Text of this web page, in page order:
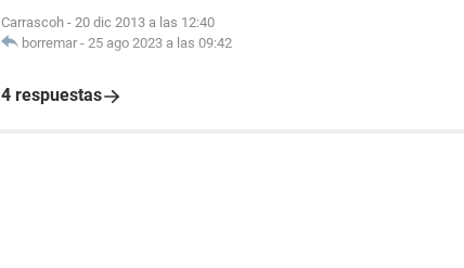
Carrascoh - 20 dic 2013 a las 12:40
borremar - 25 ago 2023 a las 09:42
4 respuestas